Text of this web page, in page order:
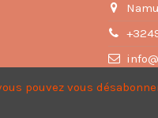
pouvez vous